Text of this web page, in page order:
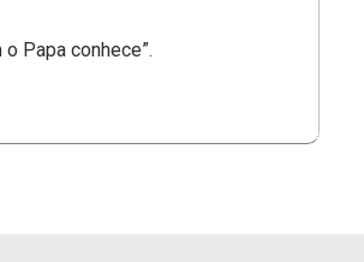
Papa conhece”.